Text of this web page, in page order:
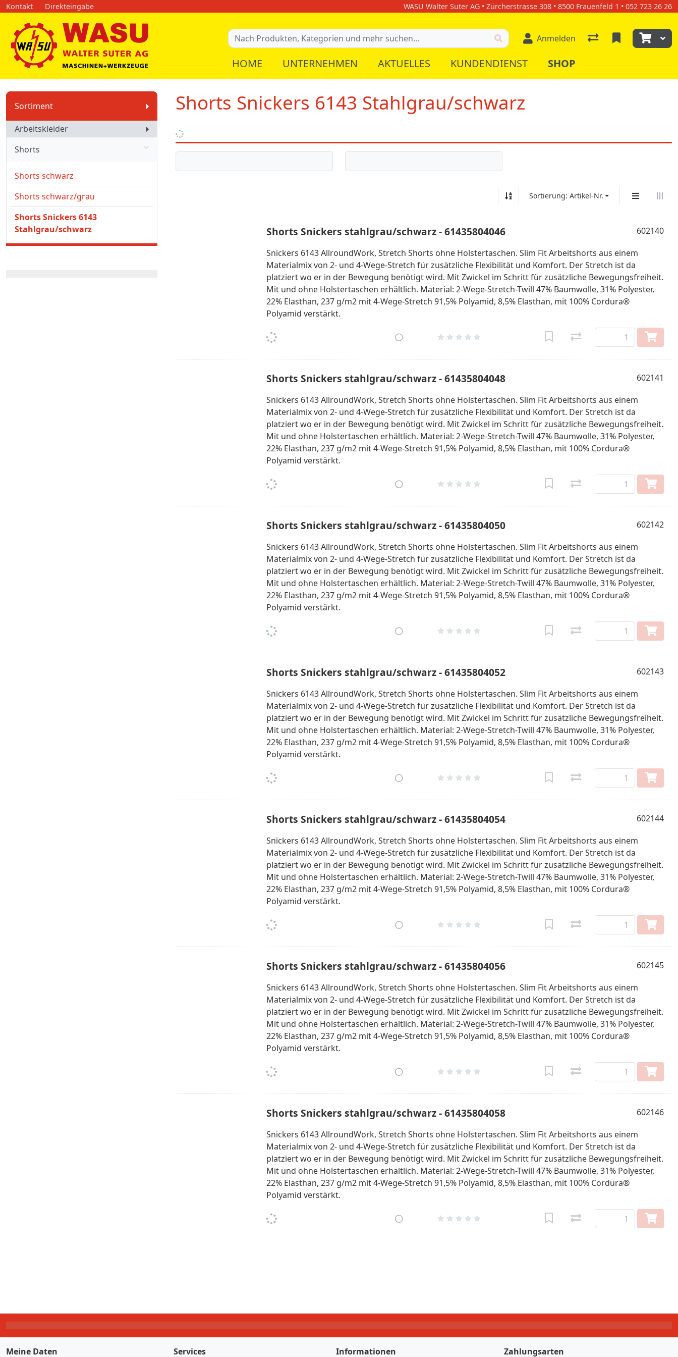
Kontakt Direkteingabe WASU Walter Suter AG • Zürcherstrasse 308 • 8500 Frauenfeld 1 • 052 723 26 26
Anmelden
HOME UNTERNEHMEN AKTUELLES KUNDENDIENST SHOP
Sortiment
Arbeitskleider
Shorts
Shorts schwarz
Shorts schwarz/grau
Shorts Snickers 6143
Stahlgrau/schwarz
Shorts Snickers 6143 Stahlgrau/schwarz
Sortierung: Artikel-Nr.
602140
Shorts Snickers stahlgrau/schwarz - 61435804046
Snickers 6143 AllroundWork, Stretch Shorts ohne Holstertaschen. Slim Fit Arbeitshorts aus einem
Materialmix von 2- und 4-Wege-Stretch für zusätzliche Flexibilität und Komfort. Der Stretch ist da
platziert wo er in der Bewegung benötigt wird. Mit Zwickel im Schritt für zusätzliche Bewegungsfreiheit.
Mit und ohne Holstertaschen erhältlich. Material: 2-Wege-Stretch-Twill 47% Baumwolle, 31% Polyester,
22% Elasthan, 237 g/m2 mit 4-Wege-Stretch 91,5% Polyamid, 8,5% Elasthan, mit 100% Cordura®
Polyamid verstärkt.
602141
Shorts Snickers stahlgrau/schwarz - 61435804048
Snickers 6143 AllroundWork, Stretch Shorts ohne Holstertaschen. Slim Fit Arbeitshorts aus einem
Materialmix von 2- und 4-Wege-Stretch für zusätzliche Flexibilität und Komfort. Der Stretch ist da
platziert wo er in der Bewegung benötigt wird. Mit Zwickel im Schritt für zusätzliche Bewegungsfreiheit.
Mit und ohne Holstertaschen erhältlich. Material: 2-Wege-Stretch-Twill 47% Baumwolle, 31% Polyester,
22% Elasthan, 237 g/m2 mit 4-Wege-Stretch 91,5% Polyamid, 8,5% Elasthan, mit 100% Cordura®
Polyamid verstärkt.
602142
Shorts Snickers stahlgrau/schwarz - 61435804050
Snickers 6143 AllroundWork, Stretch Shorts ohne Holstertaschen. Slim Fit Arbeitshorts aus einem
Materialmix von 2- und 4-Wege-Stretch für zusätzliche Flexibilität und Komfort. Der Stretch ist da
platziert wo er in der Bewegung benötigt wird. Mit Zwickel im Schritt für zusätzliche Bewegungsfreiheit.
Mit und ohne Holstertaschen erhältlich. Material: 2-Wege-Stretch-Twill 47% Baumwolle, 31% Polyester,
22% Elasthan, 237 g/m2 mit 4-Wege-Stretch 91,5% Polyamid, 8,5% Elasthan, mit 100% Cordura®
Polyamid verstärkt.
602143
Shorts Snickers stahlgrau/schwarz - 61435804052
Snickers 6143 AllroundWork, Stretch Shorts ohne Holstertaschen. Slim Fit Arbeitshorts aus einem
Materialmix von 2- und 4-Wege-Stretch für zusätzliche Flexibilität und Komfort. Der Stretch ist da
platziert wo er in der Bewegung benötigt wird. Mit Zwickel im Schritt für zusätzliche Bewegungsfreiheit.
Mit und ohne Holstertaschen erhältlich. Material: 2-Wege-Stretch-Twill 47% Baumwolle, 31% Polyester,
22% Elasthan, 237 g/m2 mit 4-Wege-Stretch 91,5% Polyamid, 8,5% Elasthan, mit 100% Cordura®
Polyamid verstärkt.
602144
Shorts Snickers stahlgrau/schwarz - 61435804054
Snickers 6143 AllroundWork, Stretch Shorts ohne Holstertaschen. Slim Fit Arbeitshorts aus einem
Materialmix von 2- und 4-Wege-Stretch für zusätzliche Flexibilität und Komfort. Der Stretch ist da
platziert wo er in der Bewegung benötigt wird. Mit Zwickel im Schritt für zusätzliche Bewegungsfreiheit.
Mit und ohne Holstertaschen erhältlich. Material: 2-Wege-Stretch-Twill 47% Baumwolle, 31% Polyester,
22% Elasthan, 237 g/m2 mit 4-Wege-Stretch 91,5% Polyamid, 8,5% Elasthan, mit 100% Cordura®
Polyamid verstärkt.
602145
Shorts Snickers stahlgrau/schwarz - 61435804056
Snickers 6143 AllroundWork, Stretch Shorts ohne Holstertaschen. Slim Fit Arbeitshorts aus einem
Materialmix von 2- und 4-Wege-Stretch für zusätzliche Flexibilität und Komfort. Der Stretch ist da
platziert wo er in der Bewegung benötigt wird. Mit Zwickel im Schritt für zusätzliche Bewegungsfreiheit.
Mit und ohne Holstertaschen erhältlich. Material: 2-Wege-Stretch-Twill 47% Baumwolle, 31% Polyester,
22% Elasthan, 237 g/m2 mit 4-Wege-Stretch 91,5% Polyamid, 8,5% Elasthan, mit 100% Cordura®
Polyamid verstärkt.
602146
Shorts Snickers stahlgrau/schwarz - 61435804058
Snickers 6143 AllroundWork, Stretch Shorts ohne Holstertaschen. Slim Fit Arbeitshorts aus einem
Materialmix von 2- und 4-Wege-Stretch für zusätzliche Flexibilität und Komfort. Der Stretch ist da
platziert wo er in der Bewegung benötigt wird. Mit Zwickel im Schritt für zusätzliche Bewegungsfreiheit.
Mit und ohne Holstertaschen erhältlich. Material: 2-Wege-Stretch-Twill 47% Baumwolle, 31% Polyester,
22% Elasthan, 237 g/m2 mit 4-Wege-Stretch 91,5% Polyamid, 8,5% Elasthan, mit 100% Cordura®
Polyamid verstärkt.
Meine Daten Services Informationen Zahlungsarten